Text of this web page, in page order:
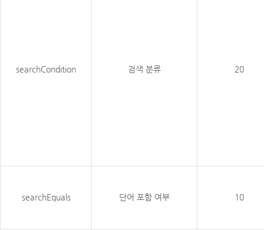
searchCondition 검색 분류 20
searchEquals 단어 포함 여부 10